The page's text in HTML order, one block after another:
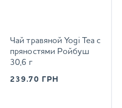
Чай травяной Yogi Tea с
пряностями Ройбуш
30,6 г
239.70 ГРН